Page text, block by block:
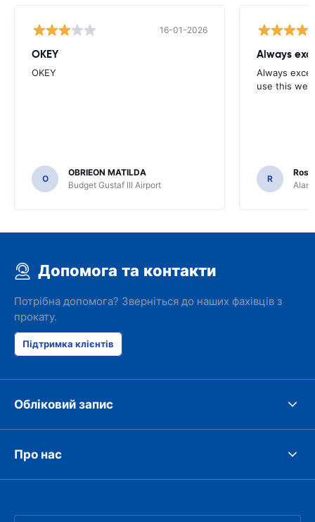
16-01-2026
OKEY
OKEY
O
OBRIEON MATILDA
Budget Gustaf III Airport
Always
Always
use this
R
Допомога та контакти
Потрібна допомога? Зверніться до наших фахівців з
прокату.
Підтримка клієнтів
Обліковий запис
Про нас